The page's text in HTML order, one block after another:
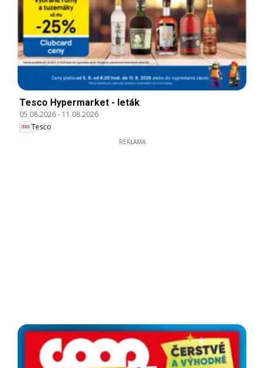
Tesco Hypermarket - leták
05.08.2026- 11.08.2026
Tesco
REKLAMA